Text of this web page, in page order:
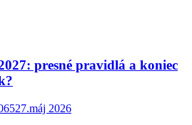
presné pravidlá a koniec
27.máj 2026